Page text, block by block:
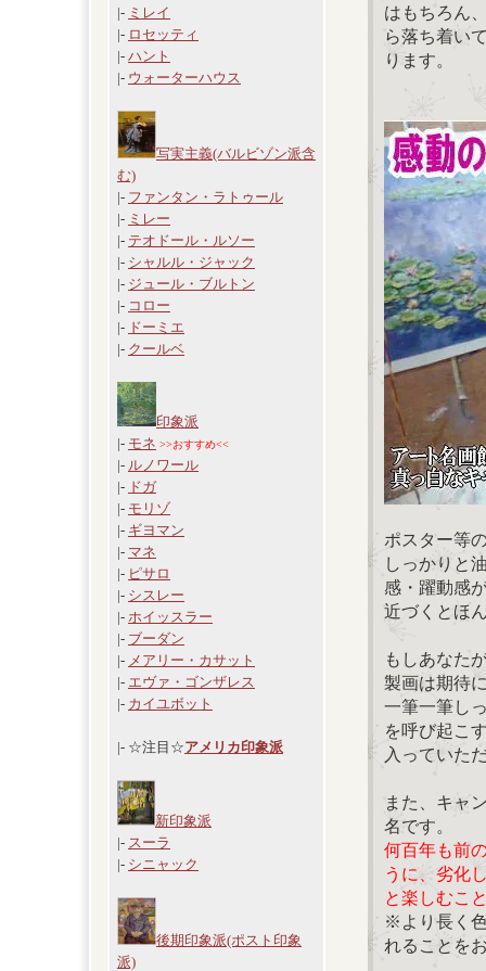
|- ミレイ
|- ロセッティ
|- ハント
|- ウォーターハウス
写実主義(バルビゾン派含
む)
|- ファンタン・ラトゥール
|- ミレー
|- テオドール・ルソー
|- シャルル・ジャック
|- ジュール・ブルトン
|- コロー
|- ドーミエ
|- クールベ
印象派
|- モネ >>おすすめ<<
|- ルノワール
|- ドガ
|- モリゾ
|- ギヨマン
|- マネ
|- ピサロ
|- シスレー
|- ホイッスラー
|- ブーダン
|- メアリー・カサット
|- エヴァ・ゴンザレス
|- カイユボット
|- ☆注目☆アメリカ印象派
新印象派
|- スーラ
|- シニャック
後期印象派(ポスト印象
派)
はもちろん
ら落ち着い
ります。
ポスター等
しっかりと
感・躍動感
近づくとほ
もしあなた
製画は期待
一筆一筆し
を呼び起こ
入っていた
また、キャ
名です。
何百年も前
うに、劣化
と楽しむこ
※より長く
れることを